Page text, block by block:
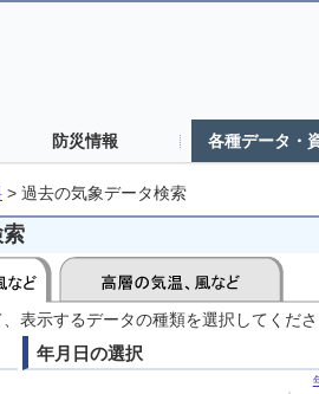
防災情報 各種データ・
> 過去の気象データ検索
表示するデータの種類を選択してくだ
年月日の選択